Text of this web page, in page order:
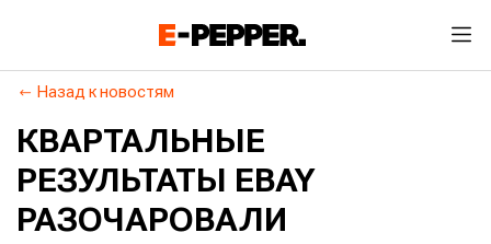
Назад к новостям
КВАРТАЛЬНЫЕ
РЕЗУЛЬТАТЫ EBAY
РАЗОЧАРОВАЛИ